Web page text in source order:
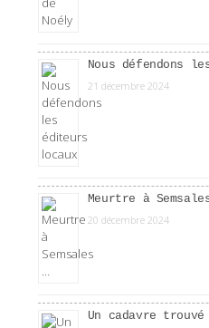
Nous défendons
21 décembre 2024
Meurtre à
20 décembre 2024
Un cadavre trouvé